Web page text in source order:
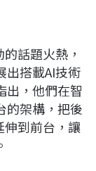
話題火熱，
出搭載AI技術
出，他們在智
的架構，把後
伸到前台，讓